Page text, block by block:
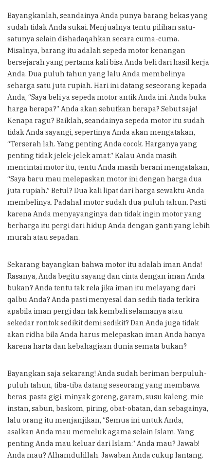
Bayangkanlah, seandainya Anda punya barang bekas yang
sudah tidak Anda sukai. Menjualnya tentu pilihan satu-
satunya selain dishadaqahkan secara cuma-cuma.
Misalnya, barang itu adalah sepeda motor kenangan
bersejarah yang pertama kali bisa Anda beli dari hasil kerja
Anda. Dua puluh tahun yang lalu Anda membelinya
seharga satu juta rupiah. Hari ini datang seseorang kepada
Anda, “Saya beli ya sepeda motor antik Anda ini. Anda buka
harga berapa?” Anda akan sebutkan berapa? Sebut saja!
Kenapa ragu? Baiklah, seandainya sepeda motor itu sudah
tidak Anda sayangi, sepertinya Anda akan mengatakan,
“Terserah lah. Yang penting Anda cocok. Harganya yang
penting tidak jelek-jelek amat.” Kalau Anda masih
mencintai motor itu, tentu Anda masih berani mengatakan,
“Saya baru mau melepaskan motor ini dengan harga dua
juta rupiah.” Betul? Dua kali lipat dari harga sewaktu Anda
membelinya. Padahal motor sudah dua puluh tahun. Pasti
karena Anda menyayanginya dan tidak ingin motor yang
berharga itu pergi dari hidup Anda dengan ganti yang lebih
murah atau sepadan.
Sekarang bayangkan bahwa motor itu adalah iman Anda!
Rasanya, Anda begitu sayang dan cinta dengan iman Anda
bukan? Anda tentu tak rela jika iman itu melayang dari
qalbu Anda? Anda pasti menyesal dan sedih tiada terkira
apabila iman pergi dan tak kembali selamanya atau
sekedar rontok sedikit demi sedikit? Dan Anda juga tidak
akan ridha bila Anda harus melepaskan iman Anda hanya
karena harta dan kebahagiaan dunia semata bukan?
Bayangkan saja sekarang! Anda sudah beriman berpuluh-
puluh tahun, tiba-tiba datang seseorang yang membawa
beras, pasta gigi, minyak goreng, garam, susu kaleng, mie
instan, sabun, baskom, piring, obat-obatan, dan sebagainya,
lalu orang itu menjanjikan, “Semua ini untuk Anda,
asalkan Anda mau memeluk agama selain Islam. Yang
penting Anda mau keluar dari Islam.” Anda mau? Jawab!
Anda mau? Alhamdulillah. Jawaban Anda cukup lantang.